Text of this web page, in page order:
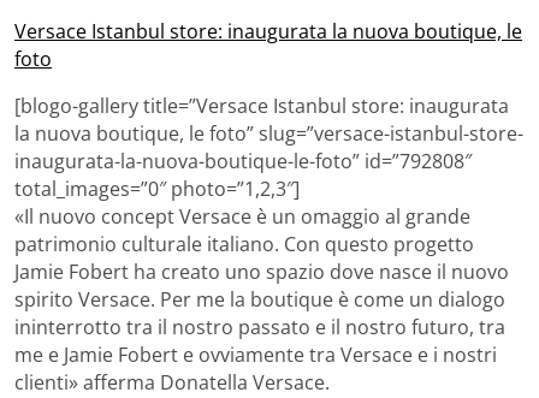
Versace Istanbul store: inaugurata la nuova boutique, le
foto
[blogo-gallery title=”Versace Istanbul store: inaugurata
la nuova boutique, le foto” slug=”versace-istanbul-store-
inaugurata-la-nuova-boutique-le-foto” id=”792808″
total_images=”0″ photo=”1,2,3″]
«Il nuovo concept Versace è un omaggio al grande
patrimonio culturale italiano. Con questo progetto
Jamie Fobert ha creato uno spazio dove nasce il nuovo
spirito Versace. Per me la boutique è come un dialogo
ininterrotto tra il nostro passato e il nostro futuro, tra
me e Jamie Fobert e ovviamente tra Versace e i nostri
clienti» afferma Donatella Versace.